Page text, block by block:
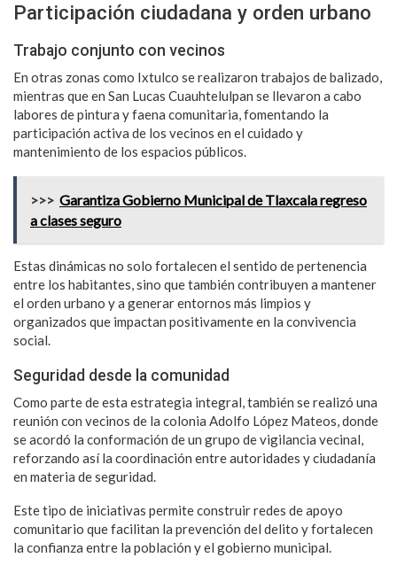
Participación ciudadana y orden urbano
Trabajo conjunto con vecinos
En otras zonas como Ixtulco se realizaron trabajos de balizado,
mientras que en San Lucas Cuauhtelulpan se llevaron a cabo
labores de pintura y faena comunitaria, fomentando la
participación activa de los vecinos en el cuidado y
mantenimiento de los espacios públicos.
>>> Garantiza Gobierno Municipal de Tlaxcala regreso
a clases seguro
Estas dinámicas no solo fortalecen el sentido de pertenencia
entre los habitantes, sino que también contribuyen a mantener
el orden urbano y a generar entornos más limpios y
organizados que impactan positivamente en la convivencia
social.
Seguridad desde la comunidad
Como parte de esta estrategia integral, también se realizó una
reunión con vecinos de la colonia Adolfo López Mateos, donde
se acordó la conformación de un grupo de vigilancia vecinal,
reforzando así la coordinación entre autoridades y ciudadanía
en materia de seguridad.
Este tipo de iniciativas permite construir redes de apoyo
comunitario que facilitan la prevención del delito y fortalecen
la confianza entre la población y el gobierno municipal.